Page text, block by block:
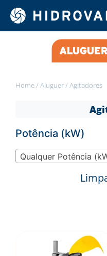
Home/Aluguer/Agitadores
Potência (kW)
Qualquer Potência